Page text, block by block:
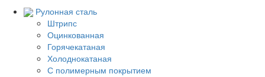
Рулонная сталь
Штрипс
Оцинкованная
Горячекатаная
Холоднокатаная
С полимерным покрытием